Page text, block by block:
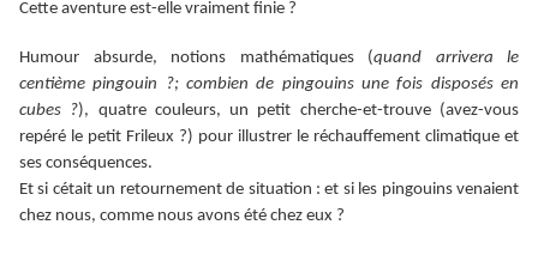
Cette aventure est-elle vraiment finie ?
Humour absurde, notions mathématiques (quand arrivera le
centième pingouin ?; combien de pingouins une fois disposés en
cubes ?), quatre couleurs, un petit cherche-et-trouve (avez-vous
repéré le petit Frileux ?) pour illustrer le réchauffement climatique et
ses conséquences.
Et si cétait un retournement de situation : et si les pingouins venaient
chez nous, comme nous avons été chez eux ?